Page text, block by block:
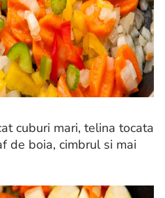
cuburi mari, telina tocata
de boia, cimbrul si mai